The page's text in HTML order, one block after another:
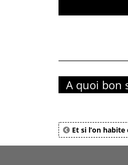
A quoi bon
Et si l’on